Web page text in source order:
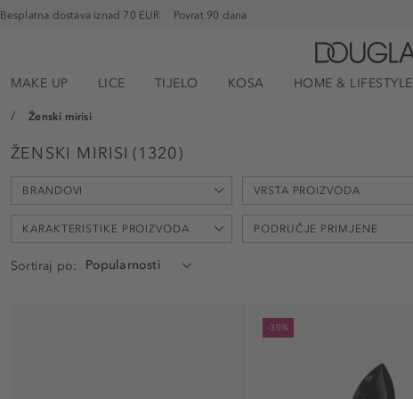
Besplatna dostava iznad 70 EUR Povrat 90 dana
MAKE UP LICE TIJELO KOSA HOME & LIFESTYLE
Ženski mirisi
ŽENSKI MIRISI (1320)
BRANDOVI
'Ôr?bella (7)
VRSTA PROIZVODA
Parfem (101)
Kolonjska voda (59)
KARAKTERISTIKE PROIZVODA PODRUČJE PRIMJENE
bez acetona (11)
Sortiraj po
-30%